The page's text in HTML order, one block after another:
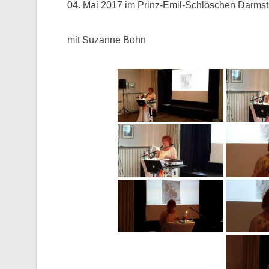
04. Mai 2017 im Prinz-Emil-Schlöschen
mit Suzanne Bohn